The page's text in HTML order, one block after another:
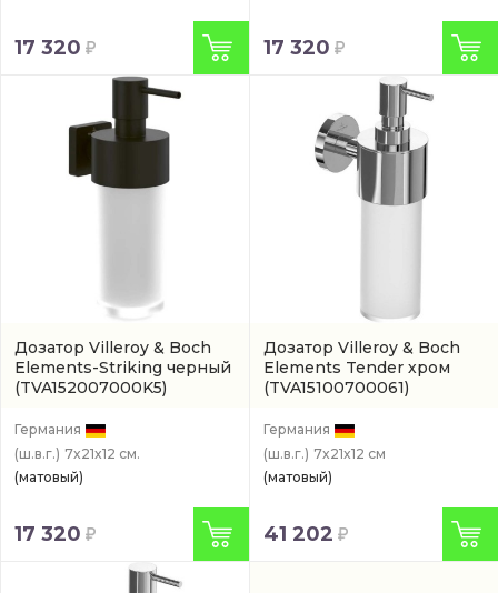
17 320 17 320
Дозатор Villeroy & Boch
Elements-Striking черный
(TVA152007000K5)
Германия
(ш.в.г.) 7x21x12 см.
(матовый)
17 320
Дозатор Villeroy & Boch
Elements Tender хром
(TVA15100700061)
Германия
(ш.в.г.) 7x21x12 см
(матовый)
41 202